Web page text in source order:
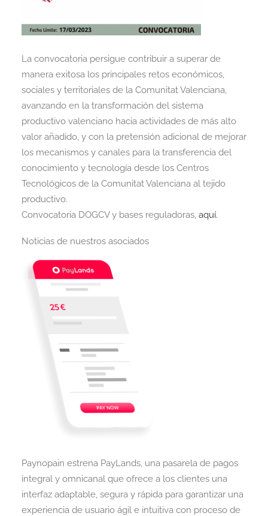
La convocatoria persigue contribuir a superar de
manera exitosa los principales retos económicos,
sociales y territoriales de la Comunitat Valenciana,
avanzando en la transformación del sistema
productivo valenciano hacia actividades de más alto
valor añadido, y con la pretensión adicional de mejorar
los mecanismos y canales para la transferencia del
conocimiento y tecnología desde los Centros
Tecnológicos de la Comunitat Valenciana al tejido
productivo.
Convocatoria DOGCV y bases reguladoras, aquí.
Noticias de nuestros asociados
Paynopain estrena PayLands, una pasarela de pagos
integral y omnicanal que ofrece a los clientes una
interfaz adaptable, segura y rápida para garantizar una
experiencia de usuario ágil e intuitiva con proceso de